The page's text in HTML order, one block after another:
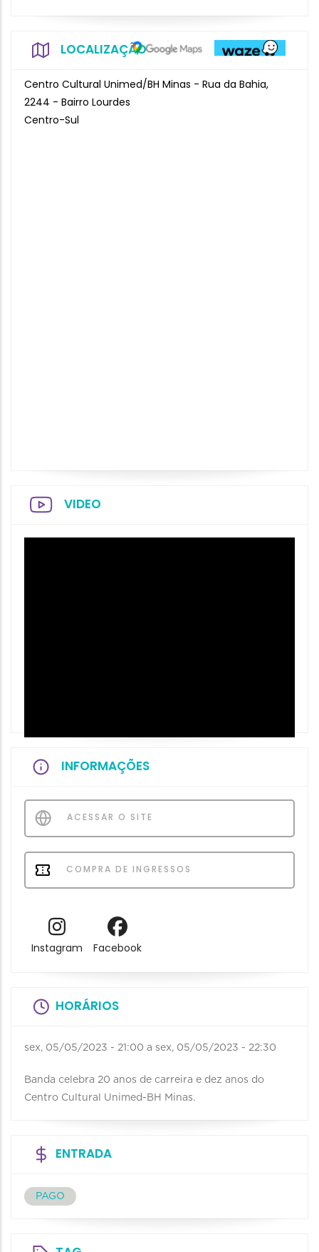
LOCALIZAÇÃO
Centro Cultural Unimed/BH Minas - Rua da Bahia,
2244 - Bairro Lourdes
Centro-Sul
VIDEO
INFORMAÇÕES
ACESSAR O SITE
COMPRA DE INGRESSOS
Instagram Facebook
HORÁRIOS
sex, 05/05/2023 - 21:00 a sex, 05/05/2023 - 22:30
Banda celebra 20 anos de carreira e dez anos do
Centro Cultural Unimed-BH Minas.
ENTRADA
PAGO